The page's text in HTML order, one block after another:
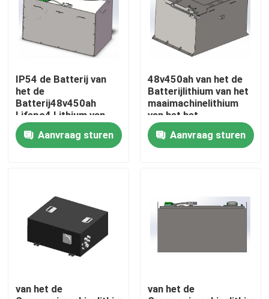
Huis
Producten
Ongeveer ons
Kwaliteitscontrole
Contacteer ons
IP54 de Batterij van
het de
Batterij48v450ah
Lifepo4 Lithium van
het
Grasmaaimachinelithium
Aanvraag sturen
48v450ah van het de
Batterijlithium van het
maaimachinelithium
van het het
Ijzerfosfaat de
Navulbare Batterij
Aanvraag sturen
van het de
van het de